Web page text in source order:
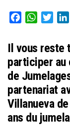
FacebookWhatsApp
Il vous reste
participer au
de
partenariat
Villanueva
ans du